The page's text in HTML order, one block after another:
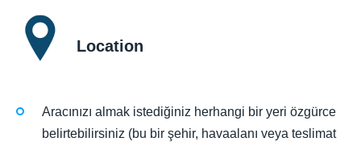
Location
Aracınızı almak istediğiniz herhangi bir yeri özgürce
belirtebilirsiniz (bu bir şehir, havaalanı veya teslimat